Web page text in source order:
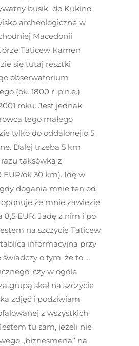
busik do Kukino.
archeologiczne w
Macedonii
Taticew Kamen
się tutaj resztki
obserwatorium
(ok. 1800 r. p.n.e.)
roku. Jest jednak
tego małego
tylko do oddalonej o 5
Dalej trzeba 5 km
taksówką z
EUR/ok 30 km). Idę w
dogania mnie ten od
że mnie zawiezie
8,5 EUR. Jadę z nim i po
na szczycie Taticew
informacyjną przy
o tym, że to …
czy w ogóle
grupą skał na szczycie
zdjęć i podziwiam
z wszystkich
tu sam, jeżeli nie
„biznesmena” na